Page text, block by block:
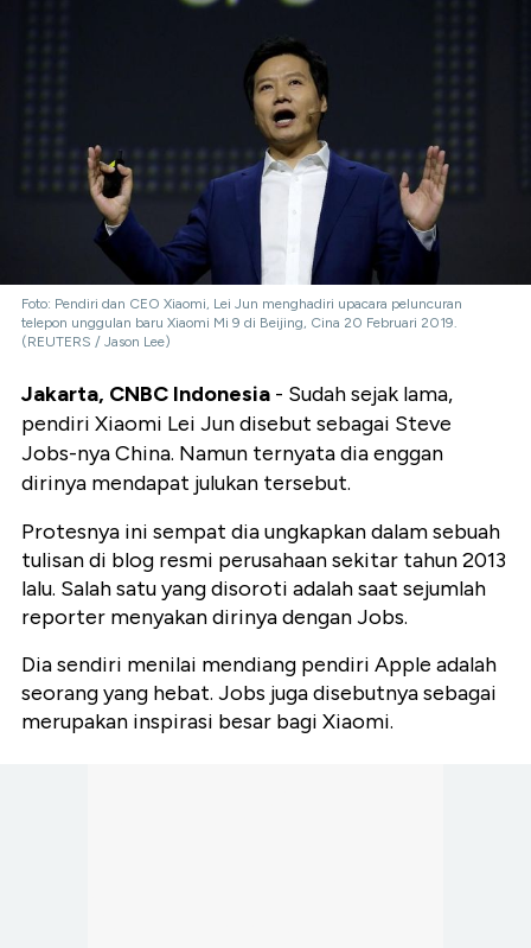
Foto: Pendiri dan CEO Xiaomi, Lei Jun menghadiri upacara peluncuran
telepon unggulan baru Xiaomi Mi 9 di Beijing, Cina 20 Februari 2019.
(REUTERS / Jason Lee)
Jakarta, CNBC Indonesia - Sudah sejak lama,
pendiri Xiaomi Lei Jun disebut sebagai Steve
Jobs-nya China. Namun ternyata dia enggan
dirinya mendapat julukan tersebut.
Protesnya ini sempat dia ungkapkan dalam sebuah
tulisan di blog resmi perusahaan sekitar tahun 2013
lalu. Salah satu yang disoroti adalah saat sejumlah
reporter menyakan dirinya dengan Jobs.
Dia sendiri menilai mendiang pendiri Apple adalah
seorang yang hebat. Jobs juga disebutnya sebagai
merupakan inspirasi besar bagi Xiaomi.